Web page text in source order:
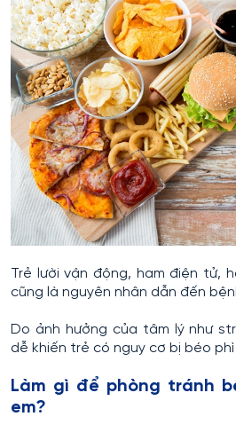
Trẻ lười vận động, ham điện tử,
cũng là nguyên nhân dẫn đến
Do ảnh hưởng của tâm lý như
dễ khiến trẻ có nguy cơ bị béo
Làm gì để phòng tránh
em?